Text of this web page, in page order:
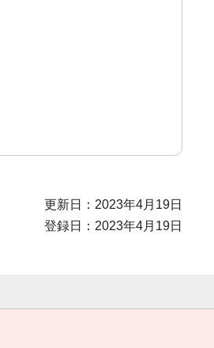
更新日：2023年4月19日
登録日：2023年4月19日